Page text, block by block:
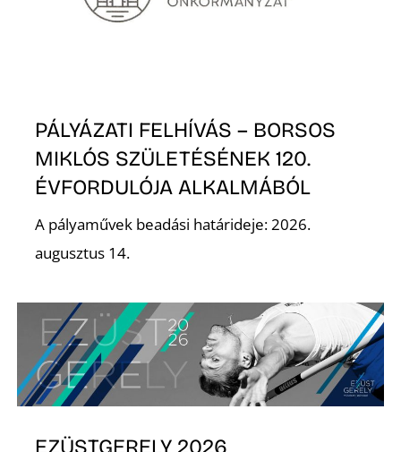
PÁLYÁZATI FELHÍVÁS – BORSOS
MIKLÓS SZÜLETÉSÉNEK 120.
ÉVFORDULÓJA ALKALMÁBÓL
A pályaművek beadási határideje: 2026.
augusztus 14.
EZÜSTGERELY 2026